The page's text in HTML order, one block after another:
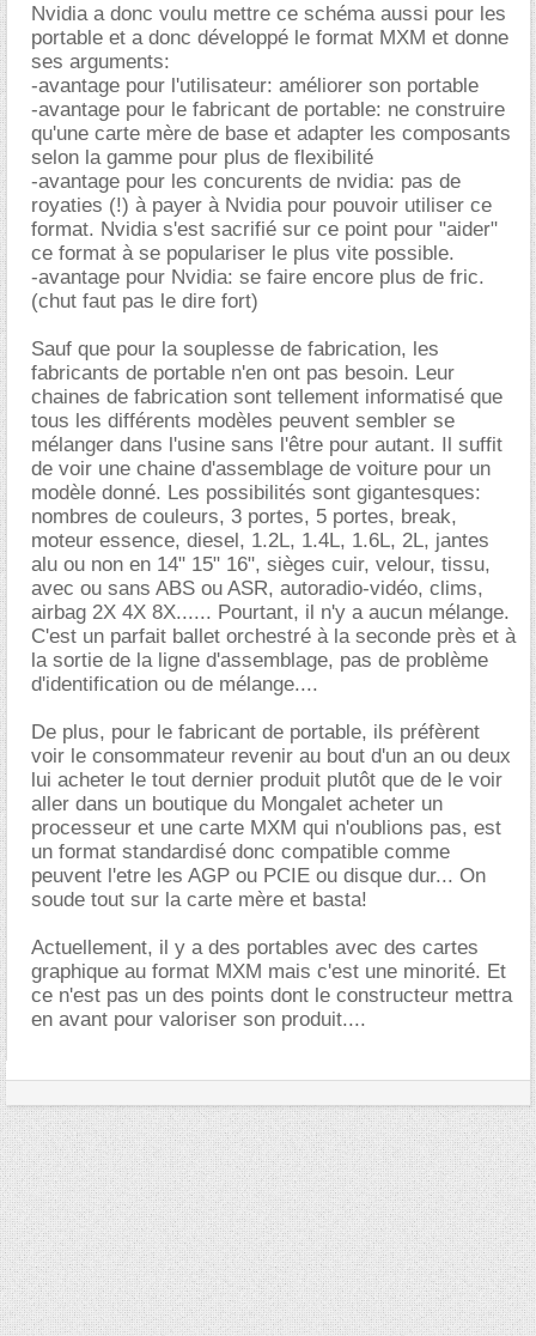
Nvidia a donc voulu mettre ce schéma aussi pour les
portable et a donc développé le format MXM et donne
ses arguments:
-avantage pour l'utilisateur: améliorer son portable
-avantage pour le fabricant de portable: ne construire
qu'une carte mère de base et adapter les composants
selon la gamme pour plus de flexibilité
-avantage pour les concurents de nvidia: pas de
royaties (!) à payer à Nvidia pour pouvoir utiliser ce
format. Nvidia s'est sacrifié sur ce point pour "aider"
ce format à se populariser le plus vite possible.
-avantage pour Nvidia: se faire encore plus de fric.
(chut faut pas le dire fort)
Sauf que pour la souplesse de fabrication, les
fabricants de portable n'en ont pas besoin. Leur
chaines de fabrication sont tellement informatisé que
tous les différents modèles peuvent sembler se
mélanger dans l'usine sans l'être pour autant. Il suffit
de voir une chaine d'assemblage de voiture pour un
modèle donné. Les possibilités sont gigantesques:
nombres de couleurs, 3 portes, 5 portes, break,
moteur essence, diesel, 1.2L, 1.4L, 1.6L, 2L, jantes
alu ou non en 14" 15" 16", sièges cuir, velour, tissu,
avec ou sans ABS ou ASR, autoradio-vidéo, clims,
airbag 2X 4X 8X...... Pourtant, il n'y a aucun mélange.
C'est un parfait ballet orchestré à la seconde près et à
la sortie de la ligne d'assemblage, pas de problème
d'identification ou de mélange....
De plus, pour le fabricant de portable, ils préfèrent
voir le consommateur revenir au bout d'un an ou deux
lui acheter le tout dernier produit plutôt que de le voir
aller dans un boutique du Mongalet acheter un
processeur et une carte MXM qui n'oublions pas, est
un format standardisé donc compatible comme
peuvent l'etre les AGP ou PCIE ou disque dur... On
soude tout sur la carte mère et basta!
Actuellement, il y a des portables avec des cartes
graphique au format MXM mais c'est une minorité. Et
ce n'est pas un des points dont le constructeur mettra
en avant pour valoriser son produit....